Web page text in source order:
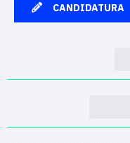
CANDIDATURA